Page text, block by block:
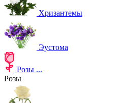
Хризантемы
Эустома
Розы ...
Розы